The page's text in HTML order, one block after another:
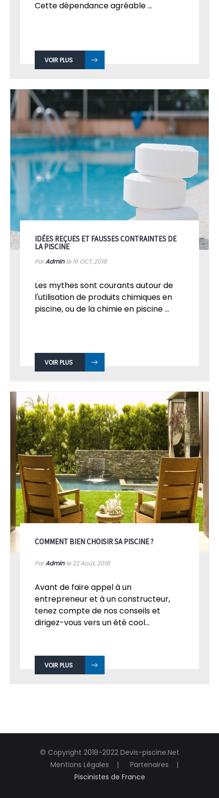
Cette dépendance agréable ...
VOIR PLUS
IDÉES REÇUES ET FAUSSES CONTRAINTES DE
LA PISCINE
ParAdminle 16 OCT, 2018
Les mythes sont courants autour de
l'utilisation de produits chimiques en
piscine, ou de la chimie en piscine ...
VOIR PLUS
COMMENT BIEN CHOISIR SA PISCINE ?
ParAdminle 22Août, 2018
Avant de faire appel à un
entrepreneur et à un constructeur,
tenez compte de nos conseils et
dirigez-vous vers un été cool...
VOIR PLUS
© Copyright 2018-2022 Devis-piscine.Net
Mentions Légales
Partenaires
Piscinistes de France